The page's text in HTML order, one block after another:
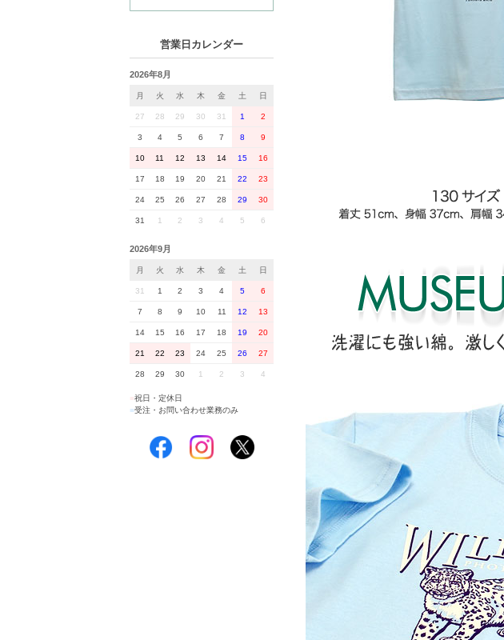
営業日カレンダー
2026年8月
月 火 水 木 金 土 日
27 28 29 30 31 1 2
3 4 5 6 7 8 9
10 11 12 13 14 15 16
17 18 19 20 21 22 23
24 25 26 27 28 29 30
31 1 2 3 4 5 6
2026年9月
月 火 水 木 金 土 日
31 1 2 3 4 5 6
7 8 9 10 11 12 13
14 15 16 17 18 19 20
21 22 23 24 25 26 27
28 29 30 1 2 3 4
祝日・定休日
■受注・お問い合わせ業務のみ